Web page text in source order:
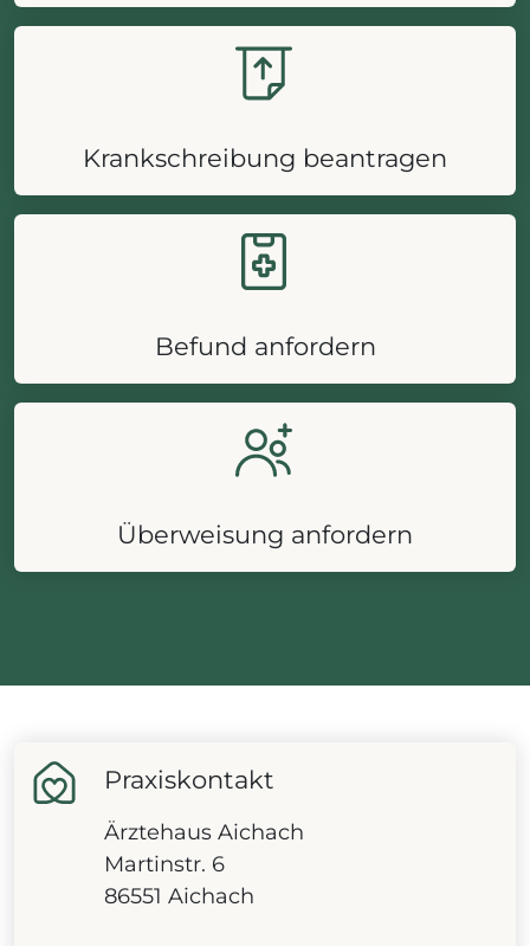
Krankschreibung beantragen
Befund anfordern
Überweisung anfordern
Praxiskontakt
Ärztehaus Aichach
Martinstr. 6
86551 Aichach